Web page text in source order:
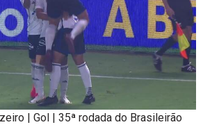
| Gol | 35ª rodada do Brasileirão